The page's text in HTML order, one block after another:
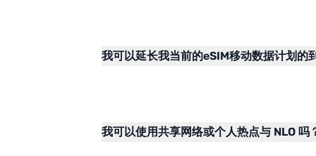
我可以延长我当前的eSIM移动数据计划的
我可以使用共享网络或个人热点与 NLO 吗